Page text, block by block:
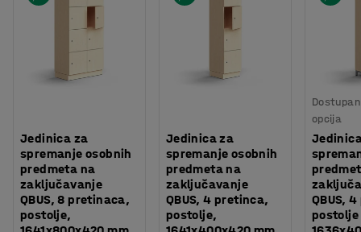
Jedinica za
spremanje osobnih
predmeta na
zaključavanje
QBUS, 8 pretinaca,
postolje,
Jedinica za
spremanje osobnih
predmeta na
zaključavanje
QBUS, 4 pretinca,
postolje,
opcija
QBUS,
postolje